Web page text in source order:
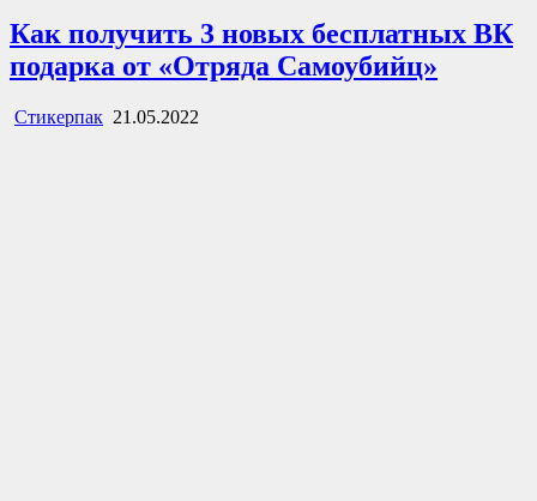
Как получить 3 новых бесплатных ВК
подарка от «Отряда Самоубийц»
Стикерпак 21.05.2022